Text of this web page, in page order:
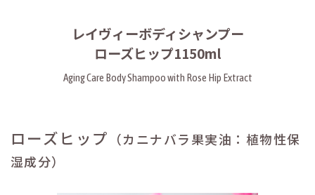
レイヴィーボディシャンプー
ローズヒップ1150ml
Aging Care Body Shampoo with Rose Hip Extract
ローズヒップ （カニナバラ果実油：植物性保
湿成分）